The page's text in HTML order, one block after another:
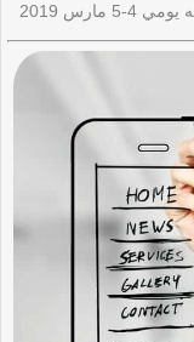
مارس 2019